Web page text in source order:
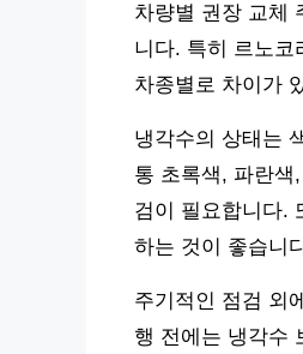
차량별 권장 교체
니다. 특히 르노코
차종별로 차이가
냉각수의 상태는
통 초록색, 파란색
검이 필요합니다.
하는 것이 좋습니
주기적인 점검 외
행 전에는 냉각수